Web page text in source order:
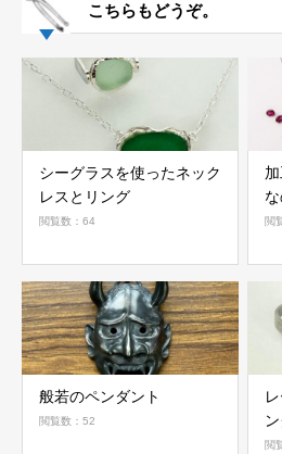
こちらもどうぞ。
シーグラスを使ったネック
レスとリング
閲覧数：64 閲
般若のペンダント
閲覧数：52
閲